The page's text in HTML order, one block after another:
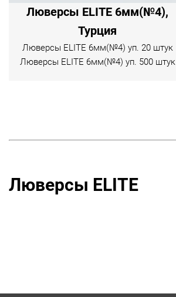
Люверсы ELITE 6мм(№4),
Турция
Люверсы ELITE 6мм(№4) уп. 20 штук
Люверсы ELITE 6мм(№4) уп. 500 штук
Люверсы ELITE